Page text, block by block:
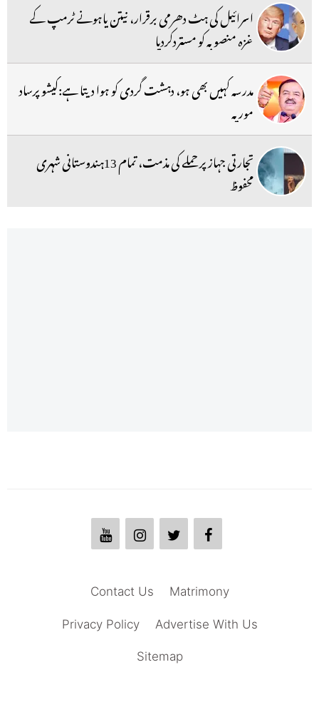
اسرائیل کی ہٹ دھرمی برقرار، نیتن یاہونے ٹرمپ کے
غزہ منصوبہ کو مستردکردیا
مدرسہ کہیں بھی ہو، دہشت گردی کو ہوا دیتا ہے:کیشو پرساد
موریہ
تجارتی جہاز پر حملے کی مذمت، تمام 13ہندوستانی شہری
محفوظ
Matrimony
Contact Us
Advertise With Us
Privacy Policy
Sitemap